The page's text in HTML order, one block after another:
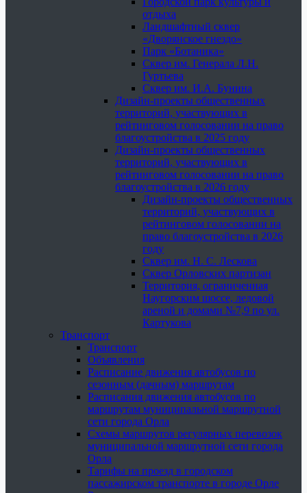
отдыха
Ландшафтный сквер
«Дворянское гнездо»
Парк «Ботаника»
Сквер им. Генерала Л.Н.
Гуртьева
Сквер им. И.А. Бунина
Дизайн-проекты общественных
территорий, участвующих в
рейтинговом голосовании на право
благоустройства в 2025 году
Дизайн-проекты общественных
территорий, участвующих в
рейтинговом голосовании на право
благоустройства в 2026 году
Дизайн-проекты общественных
территорий, участвующих в
рейтинговом голосовании на
право благоустройства в 2026
году
Сквер им. Н. С. Лескова
Сквер Орловских партизан
Территория, ограниченная
Наугорским шоссе, ледовой
ареной и домами №7,9 по ул.
Картукова
Транспорт
Транспорт
Объявления
Расписание движения автобусов по
сезонным (дачным) маршрутам
Расписания движения автобусов по
маршрутам муниципальной маршрутной
сети города Орла
Схемы маршрутов регулярных перевозок
муниципальной маршрутной сети города
Орла
Тарифы на проезд в городском
пассажирском транспорте в городе Орле